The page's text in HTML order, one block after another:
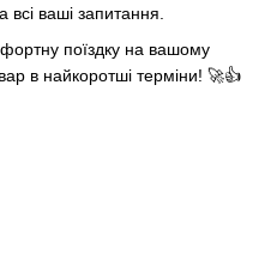
ваші запитання.
поїздку на вашому
в найкоротші терміни! 🚀👍